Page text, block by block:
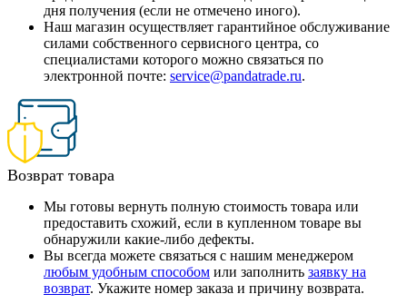
дня получения (если не отмечено иного).
Наш магазин осуществляет гарантийное обслуживание
силами собственного сервисного центра, со
специалистами которого можно связаться по
электронной почте: service@pandatrade.ru.
Возврат товара
Мы готовы вернуть полную стоимость товара или
предоставить схожий, если в купленном товаре вы
обнаружили какие-либо дефекты.
Вы всегда можете связаться с нашим менеджером
любым удобным способом или заполнить заявку на
возврат. Укажите номер заказа и причину возврата.